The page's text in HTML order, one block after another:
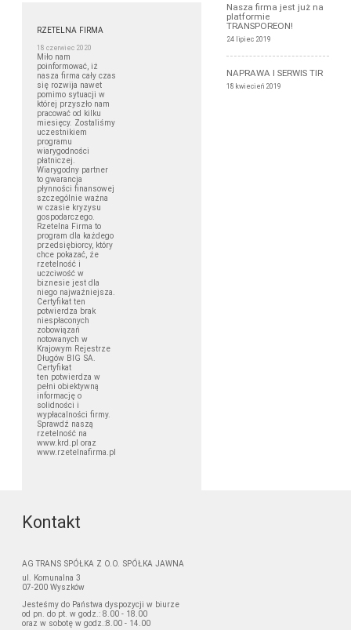
RZETELNA FIRMA
18 czerwiec 2020
Miło nam
poinformować, iż
nasza firma cały czas
się rozwija nawet
pomimo sytuacji w
której przyszło nam
pracować od kilku
miesięcy. Zostaliśmy
uczestnikiem
programu
wiarygodności
płatniczej.
Wiarygodny partner
to gwarancja
płynności finansowej
szczególnie ważna
w czasie kryzysu
gospodarczego.
Rzetelna Firma to
program dla każdego
przedsiębiorcy, który
chce pokazać, że
rzetelność i
uczciwość w
biznesie jest dla
niego najważniejsza.
Certyfikat ten
potwierdza brak
niespłaconych
zobowiązań
notowanych w
Krajowym Rejestrze
Długów BIG SA.
Certyfikat
ten potwierdza w
pełni obiektywną
informację o
solidności i
wypłacalności firmy.
Sprawdź naszą
rzetelność na
www.krd.pl oraz
www.rzetelnafirma.pl
Nasza firma jest już na
platformie
TRANSPOREON!
24 lipiec 2019
NAPRAWA I SERWIS TIR
18 kwiecień 2019
Kontakt
AG TRANS SPÓŁKA Z O.O. SPÓŁKA JAWNA
ul. Komunalna 3
07-200 Wyszków
Jesteśmy do Państwa dyspozycji w biurze
od pn. do pt. w godz.: 8.00 - 18.00
oraz w sobotę w godz.:8.00 - 14.00